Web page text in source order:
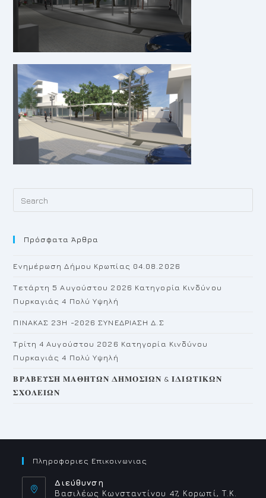
Πρόσφατα Άρθρα
Ενημέρωση Δήμου Κρωπίας 04.08.2026
Τετάρτη 5 Αυγούστου 2026 Κατηγορία Κινδύνου
Πυρκαγιάς 4 Πολύ Υψηλή
ΠΙΝΑΚΑΣ 23H -2026 ΣΥΝΕΔΡΙΑΣΗ Δ.Σ
Τρίτη 4 Αυγούστου 2026 Κατηγορία Κινδύνου
Πυρκαγιάς 4 Πολύ Υψηλή
𝚩𝚸𝚨𝚩𝚬𝚼𝚺𝚮 𝚳𝚨𝚯𝚮𝚻𝛀𝚴 𝚫𝚮𝚳𝚶𝚺𝚰𝛀𝚴 & 𝚰𝚫𝚰𝛀𝚻𝚰𝚱𝛀𝚴
𝚺𝚾𝚶𝚲𝚬𝚰𝛀𝚴
Πληροφοριες Επικοινωνιας
Διεύθυνση
Βασιλέως Κωνσταντίνου 47, Κορωπί, Τ.Κ.